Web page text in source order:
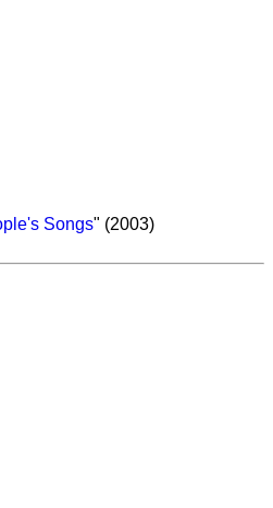
Songs" (2003)